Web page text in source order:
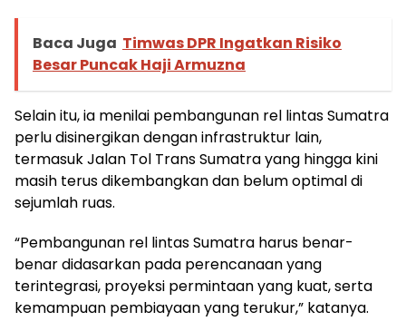
Baca Juga Timwas DPR Ingatkan Risiko
Besar Puncak Haji Armuzna
Selain itu, ia menilai pembangunan rel lintas Sumatra
perlu disinergikan dengan infrastruktur lain,
termasuk Jalan Tol Trans Sumatra yang hingga kini
masih terus dikembangkan dan belum optimal di
sejumlah ruas.
“Pembangunan rel lintas Sumatra harus benar-
benar didasarkan pada perencanaan yang
terintegrasi, proyeksi permintaan yang kuat, serta
kemampuan pembiayaan yang terukur,” katanya.